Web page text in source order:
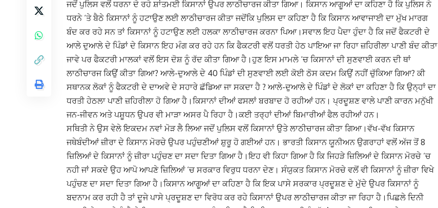
ਜਦੋਂ ਪੁਲਿਸ ਵਲੋਂ ਧਰਨਾ ਦੇ ਰਹੇ ਸ਼ਾਂਤਮਈ ਕਿਸਾਨਾਂ ਉਪਰ ਲਾਠੀਚਾਰਜ ਕੀਤਾ ਗਿਆ। ਕਿਸਾਨ ਆਗੂਆਂ ਦਾ ਕਹਿਣਾ ਹੈ ਕਿ ਪੁਲਿਸ ਨੇ
ਧਰਨੇ ‘ਤੇ ਬੈਠੇ ਕਿਸਾਨਾਂ ਨੂੰ ਹਟਾਉਣ ਲਈ ਲਾਠੀਚਾਰਜ ਕੀਤਾ ਜਦੋਂਕਿ ਪੁਲਿਸ ਦਾ ਕਹਿਣਾ ਹੈ ਕਿ ਕਿਸਾਨ ਆਵਾਜਾਈ ਦਾ ਮੁੱਖ ਮਾਰਗ
ਬੰਦ ਕਰ ਰਹੇ ਸਨ ਤਾਂ ਕਿਸਾਨਾਂ ਨੂੰ ਹਟਾਉਣ ਲਈ ਹਲਕਾ ਲਾਠੀਚਾਰਜ ਕਰਨਾ ਪਿਆ।ਸਵਾਲ ਇਹ ਪੈਦਾ ਹੁੰਦਾ ਹੈ ਕਿ ਜਦੋਂ ਫੈਕਟਰੀ ਦੇ
ਆਲੇ ਦੁਆਲੇ ਦੇ ਪਿੰਡਾਂ ਦੇ ਕਿਸਾਨ ਇਹ ਮੰਗ ਕਰ ਰਹੇ ਹਨ ਕਿ ਫੈਕਟਰੀ ਵਲੋਂ ਧਰਤੀ ਹੇਠ ਪਾਇਆ ਜਾ ਰਿਹਾ ਜ਼ਹਿਰੀਲਾ ਪਾਣੀ ਬੰਦ ਕੀਤਾ
ਜਾਵੇ ਪਰ ਫੈਕਟਰੀ ਮਾਲਕਾਂ ਵਲੋਂ ਇਸ ਦੋਸ਼ ਨੂੰ ਰੱਦ ਕੀਤਾ ਗਿਆ ਹੈ।ਹੁਣ ਇਸ ਮਾਮਲੇ ‘ਚ ਕਿਸਾਨਾਂ ਦੀ ਸੁਣਵਾਈ ਕਰਨ ਦੀ ਥਾਂ
ਲਾਠੀਚਾਰਜ ਕਿਉਂ ਕੀਤਾ ਗਿਆ? ਆਲੇ-ਦੁਆਲੇ ਦੇ 40 ਪਿੰਡਾਂ ਦੀ ਸੁਣਵਾਈ ਲਈ ਕੋਈ ਠੋਸ ਕਦਮ ਕਿਉਂ ਨਹੀਂ ਚੁੱਕਿਆ ਗਿਆ? ਕੀ
ਸਥਾਨਕ ਲੋਕਾਂ ਨੂੰ ਫੈਕਟਰੀ ਦੇ ਦਾਅਵੇ ਦੇ ਸਹਾਰੇ ਛੱਡਿਆ ਜਾ ਸਕਦਾ ਹੈ ? ਆਲੇ-ਦੁਆਲੇ ਦੇ ਪਿੰਡਾਂ ਦੇ ਲੋਕਾਂ ਦਾ ਕਹਿਣਾ ਹੈ ਕਿ ਉਨ੍ਹਾਂ ਦਾ
ਧਰਤੀ ਹੇਠਲਾ ਪਾਣੀ ਜ਼ਹਿਰੀਲਾ ਹੋ ਗਿਆ ਹੈ।ਕਿਸਾਨਾਂ ਦੀਆਂ ਫਸਲਾਂ ਬਰਬਾਦ ਹੋ ਰਹੀਆਂ ਹਨ। ਪ੍ਰਦੂਸ਼ਣ ਵਾਲੇ ਪਾਣੀ ਕਾਰਨ ਮਨੁੱਖੀ
ਜਨ-ਜੀਵਨ ਅਤੇ ਪਸ਼ੂਧਨ ਉਪਰ ਵੀ ਮਾੜਾ ਅਸਰ ਪੈ ਰਿਹਾ ਹੈ।ਕਈ ਤਰ੍ਹਾਂ ਦੀਆਂ ਬਿਮਾਰੀਆਂ ਫੈਲ ਰਹੀਆਂ ਹਨ।
ਸਥਿਤੀ ਨੇ ਉਸ ਵੇਲੇ ਇਕਦਮ ਨਵਾਂ ਮੋੜ ਲੈ ਲਿਆ ਜਦੋਂ ਪੁਲਿਸ ਵਲੋਂ ਕਿਸਾਨਾਂ ਉਤੇ ਲਾਠੀਚਾਰਜ ਕੀਤਾ ਗਿਆ।ਵੱਖ-ਵੱਖ ਕਿਸਾਨ
ਜਥੇਬੰਦੀਆਂ ਜ਼ੀਰਾ ਦੇ ਕਿਸਾਨ ਮੋਰਚੇ ਉਪਰ ਪਹੁੰਚਣੀਆਂ ਸ਼ੁਰੂ ਹੋ ਗਈਆਂ ਹਨ। ਭਾਰਤੀ ਕਿਸਾਨ ਯੂਨੀਅਨ ਉਗਰਾਹਾਂ ਵਲੋਂ ਅੱਜ ਤੋਂ 8
ਜ਼ਿਲਿਆਂ ਦੇ ਕਿਸਾਨਾਂ ਨੂੰ ਜ਼ੀਰਾ ਪਹੁੰਚਣ ਦਾ ਸਦਾ ਦਿਤਾ ਗਿਆ ਹੈ।ਇਹ ਵੀ ਕਿਹਾ ਗਿਆ ਹੈ ਕਿ ਜਿਹੜੇ ਜ਼ਿਲਿਆਂ ਦੇ ਕਿਸਾਨ ਮੋਰਚੇ ‘ਚ
ਨਹੀ ਜਾਂ ਸਕਦੇ ਉਹ ਆਪੋ ਆਪਣੇ ਜ਼ਿਲਿਆਂ ‘ਚ ਸਰਕਾਰ ਵਿਰੁਧ ਧਰਨਾ ਦੇਣ। ਸੰਯੁਕਤ ਕਿਸਾਨ ਮੋਰਚੇ ਵਲੋਂ ਵੀ ਕਿਸਾਨਾਂ ਨੂੰ ਜ਼ੀਰਾ ਵਿਖੇ
ਪਹੁੰਚਣ ਦਾ ਸਦਾ ਦਿਤਾ ਗਿਆ ਹੈ।ਕਿਸਾਨ ਆਗੂਆਂ ਦਾ ਕਹਿਣਾ ਹੈ ਕਿ ਇਕ ਪਾਸੇ ਸਰਕਾਰ ਪ੍ਰਦੂਸ਼ਣ ਦੇ ਮੁੱਦੇ ਉਪਰ ਕਿਸਾਨਾਂ ਨੂੰ
ਬਦਨਾਮ ਕਰ ਰਹੀ ਹੈ ਤਾਂ ਦੂਜੇ ਪਾਸੇ ਪ੍ਰਦੂਸ਼ਣ ਦਾ ਵਿਰੋਧ ਕਰ ਰਹੇ ਕਿਸਾਨਾਂ ਉਪਰ ਲਾਠੀਚਾਰਜ ਕੀਤਾ ਜਾ ਰਿਹਾ ਹੈ।ਪਿਛਲੇ ਦਿਨੀ